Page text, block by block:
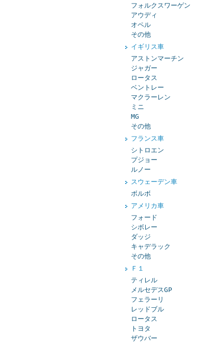
フォルクスワーゲン
アウディ
オペル
その他
イギリス車
アストンマーチン
ジャガー
ロータス
ベントレー
マクラーレン
ミニ
MG
その他
フランス車
シトロエン
プジョー
ルノー
スウェーデン車
ボルボ
アメリカ車
フォード
シボレー
ダッジ
キャデラック
その他
Ｆ１
ティレル
メルセデスGP
フェラーリ
レッドブル
ロータス
トヨタ
ザウバー